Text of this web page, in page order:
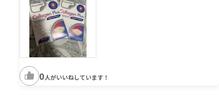
0人がいいねしています！